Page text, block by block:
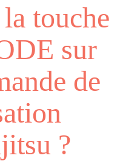
touche
sur
de
?